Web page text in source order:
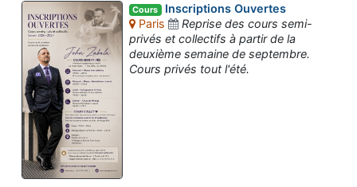
Cours Inscriptions Ouvertes
Paris
Reprise des cours semi-
privés et collectifs à partir de la
deuxième semaine de septembre.
Cours privés tout l'été.